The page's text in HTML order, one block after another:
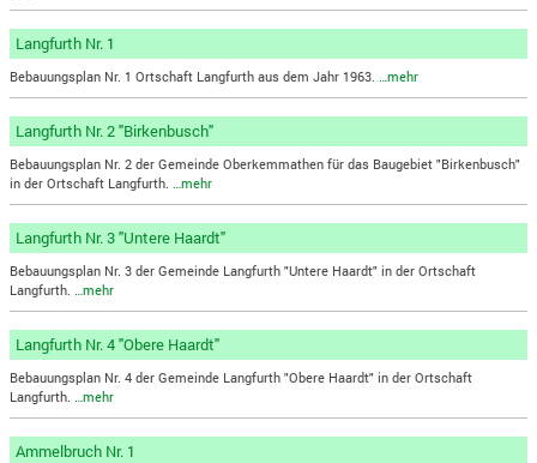
Langfurth Nr. 1
Bebauungsplan Nr. 1 Ortschaft Langfurth aus dem Jahr 1963.…mehr
Langfurth Nr. 2 "Birkenbusch"
Bebauungsplan Nr. 2 der Gemeinde Oberkemmathen für das Baugebiet "Birkenbusch"
in der Ortschaft Langfurth.…mehr
Langfurth Nr. 3 "Untere Haardt"
Bebauungsplan Nr. 3 der Gemeinde Langfurth "Untere Haardt" in der Ortschaft
Langfurth.…mehr
Langfurth Nr. 4 "Obere Haardt"
Bebauungsplan Nr. 4 der Gemeinde Langfurth "Obere Haardt" in der Ortschaft
Langfurth.…mehr
Ammelbruch Nr. 1